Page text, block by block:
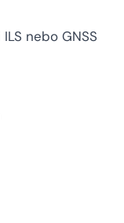
nebo GNSS